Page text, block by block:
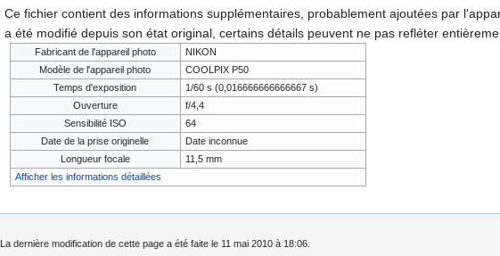
Ce fichier contient des informations supplémentaires, probablement ajoutées par
a été modifié depuis son état original, certains détails peuvent ne pas refléter
Fabricant de l'appareil photo
NIKON
Modèle de l'appareil photo
COOLPIX P50
Temps d'exposition
1/60 s (0,016666666666667 s)
Ouverture
f/4,4
Sensibilité ISO
64
Date de la prise originelle
Date inconnue
Longueur focale
11,5 mm
Afficher les informations détaillées
La dernière modification de cette page a été faite le 11 mai 2010 à 18:06.